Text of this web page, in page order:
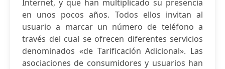
Internet, y que han multiplicado su presencia
en unos pocos años. Todos ellos invitan al
usuario a marcar un número de teléfono a
través del cual se ofrecen diferentes servicios
denominados «de Tarificación Adicional». Las
asociaciones de consumidores y usuarios han